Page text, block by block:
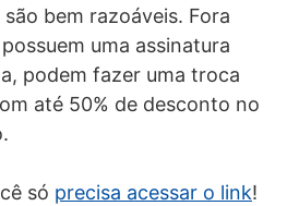
bem razoáveis. Fora
uma assinatura
podem fazer uma troca
até 50% de desconto no
só precisa acessar o link!